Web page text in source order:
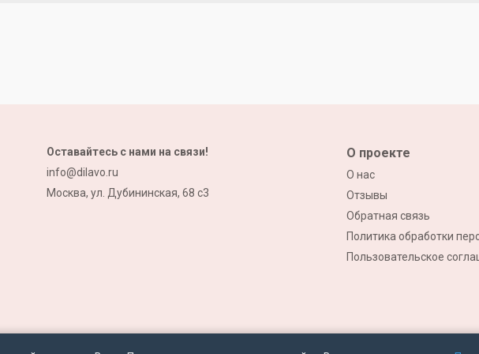
О проекте
О нас
Отзывы
Обратная связь
Политика обработки
Пользовательское
Оставайтесь с нами на связи!
info@dilavo.ru
Москва, ул. Дубининская, 68 с3